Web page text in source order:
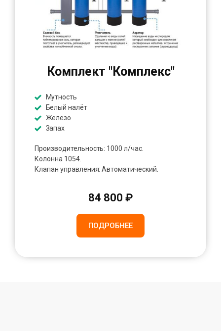
Комплект "Комплекс"
Мутность
Белый налёт
Железо
Запах
Производительность: 1000 л/час.
Колонна 1054.
Клапан управления: Автоматический.
84 800 ₽
ПОДРОБНЕЕ